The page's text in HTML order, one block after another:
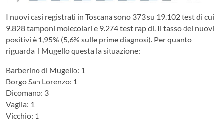
I nuovi casi registrati in Toscana sono 373 su 19.102 test di cui
9.828 tamponi molecolari e 9.274 test rapidi. Il tasso dei nuovi
positivi è 1,95% (5,6% sulle prime diagnosi). Per quanto
riguarda il Mugello questa la situazione:
Barberino di Mugello: 1
Borgo San Lorenzo: 1
Dicomano: 3
Vaglia: 1
Vicchio: 1